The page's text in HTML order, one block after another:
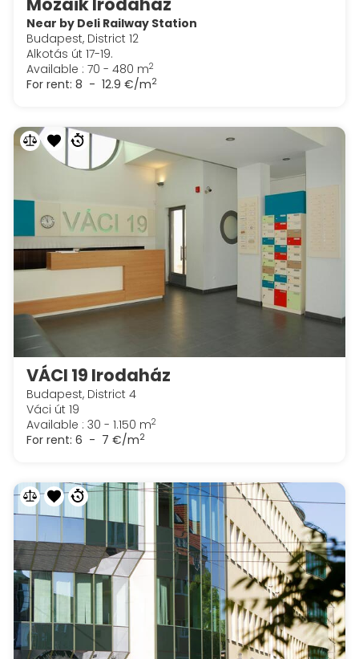
Near by Deli Railway Station
Budapest, District 12
Alkotás út 17-19.
Available : 70 - 480 m2
For rent: 8 - 12.9 €/m2
VÁCI 19 Irodaház
Budapest, District 4
Váci út 19
Available : 30 - 1.150 m2
For rent: 6 - 7 €/m2